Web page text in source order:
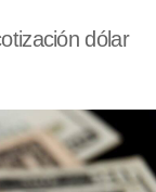
dólar